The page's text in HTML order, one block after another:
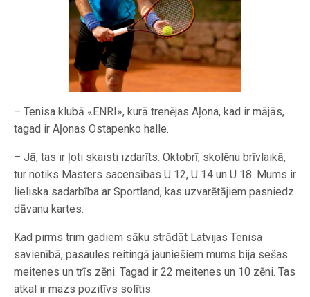
– Tenisa klubā «ENRI», kurā trenējas Aļona, kad ir mājās,
tagad ir Aļonas Ostapenko halle.
– Jā, tas ir ļoti skaisti izdarīts. Oktobrī, skolēnu brīvlaikā,
tur notiks Masters sacensības U 12, U 14 un U 18. Mums ir
lieliska sadarbība ar Sportland, kas uzvarētājiem pasniedz
dāvanu kartes.
Kad pirms trim gadiem sāku strādāt Latvijas Tenisa
savienībā, pasaules reitingā jauniešiem mums bija sešas
meitenes un trīs zēni. Tagad ir 22 meitenes un 10 zēni. Tas
atkal ir mazs pozitīvs solītis.